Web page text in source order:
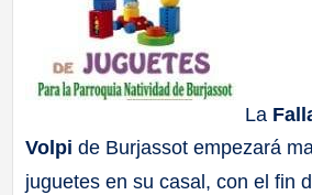
La
Volpi de Burjassot empezará
juguetes en su casal, con el fin